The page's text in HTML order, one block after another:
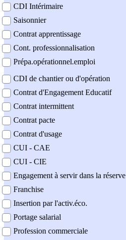
CDI Intérimaire
Saisonnier
Contrat apprentissage
Cont. professionnalisation
Prépa.opérationnel.emploi
CDI de chantier ou d'opération
Contrat d'Engagement Educatif
Contrat intermittent
Contrat pacte
Contrat d'usage
CUI - CAE
CUI - CIE
Engagement à servir dans la réserve
Franchise
Insertion par l'activ.éco.
Portage salarial
Profession commerciale